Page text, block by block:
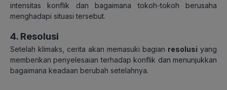
intensitas konflik dan bagaimana tokoh-tokoh berusaha
menghadapi situasi tersebut.
4. Resolusi
Setelah klimaks, cerita akan memasuki bagian resolusi yang
memberikan penyelesaian terhadap konflik dan menunjukkan
bagaimana keadaan berubah setelahnya.